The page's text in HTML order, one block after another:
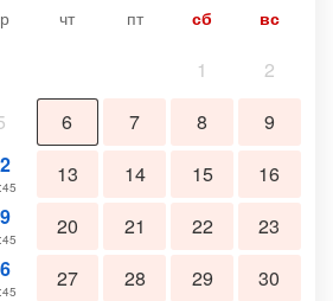
чт пт сб вс
1
2
6 7 8
9
13 14 15
16
20 21 22
23
27 28 29
30